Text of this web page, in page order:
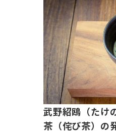
武野紹鴎（たけ
茶（侘び茶）の